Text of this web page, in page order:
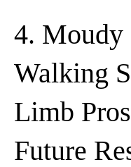
4. Moudy
Walking
Limb
Future